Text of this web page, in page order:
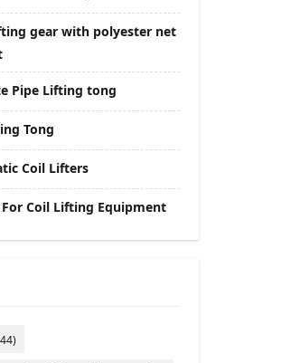
gear with polyester net
Pipe Lifting tong
Tong
Coil Lifters
Coil Lifting Equipment